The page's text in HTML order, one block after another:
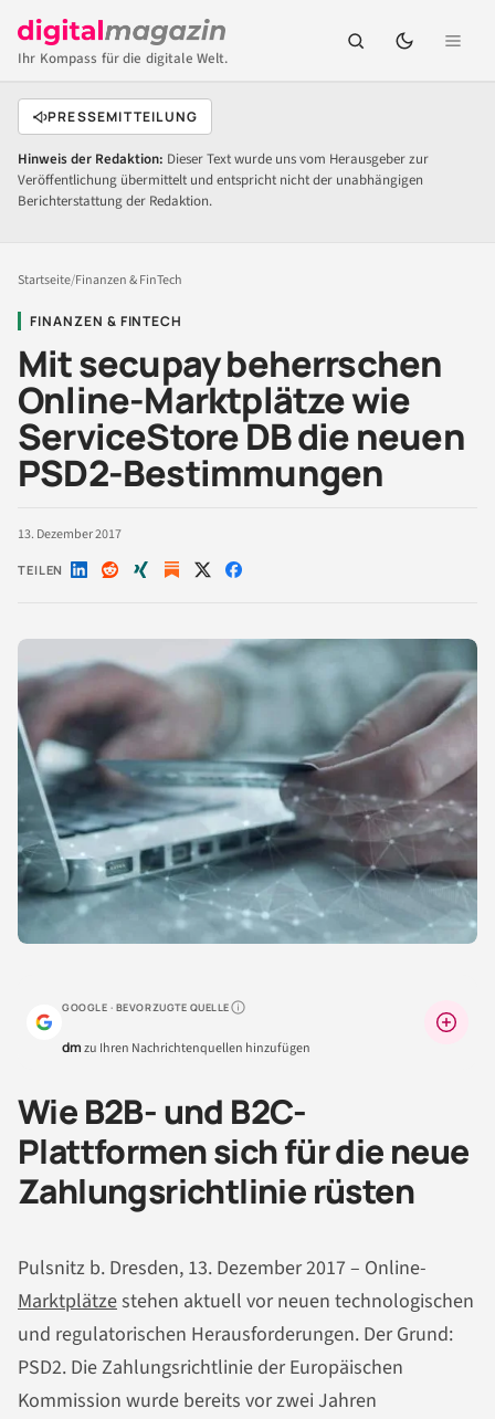
Ihr Kompass für die digitale Welt.
PRESSEMITTEILUNG
Hinweis der Redaktion: Dieser Text wurde uns vom Herausgeber zur
Veröffentlichung übermittelt und entspricht nicht der unabhängigen
Berichterstattung der Redaktion.
Startseite/Finanzen & FinTech
FINANZEN & FINTECH
Mit secupay beherrschen
Online-Marktplätze wie
ServiceStore DB die neuen
PSD2-Bestimmungen
13. Dezember 2017
TEILEN Auf Auf Auf Auf Auf
GOOGLE · BEVORZUGTE QUELLEWarum lohnt sich das?
dmzu Ihren Nachrichtenquellen hinzufügen
Wie B2B- und B2C-
Plattformen sich für die neue
Zahlungsrichtlinie rüsten
Pulsnitz b. Dresden, 13. Dezember 2017 – Online-
Marktplätzestehen aktuell vor neuen technologischen
und regulatorischen Herausforderungen. Der Grund:
PSD2. Die Zahlungsrichtlinie der Europäischen
Kommission wurde bereits vor zwei Jahren